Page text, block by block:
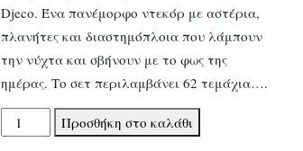
Djeco. Ένα πανέμορφο ντεκόρ με αστέρια,
πλανήτες και διαστημόπλοια που λάμπουν
την νύχτα και σβήνουν με το φως της
ημέρας. Το σετ περιλαμβάνει 62 τεμάχια….
Djeco
αυτοκόλλητα
Προσθήκη στο καλάθι